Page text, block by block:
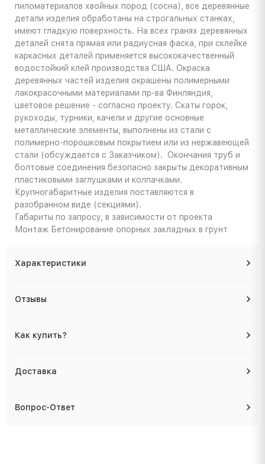
пиломатериалов хвойных пород (сосна), все деревянные
детали изделия обработаны на строгальных станках,
имеют гладкую поверхность. На всех гранях деревянных
деталей снята прямая или радиусная фаска, при склейке
каркасных деталей применяется высококачественный
водостойкий клей производства США. Окраска
деревянных частей изделия окрашены полимерными
лакокрасочными материалами пр-ва Финляндия,
цветовое решение - согласно проекту. Скаты горок,
рукоходы, турники, качели и другие основные
металлические элементы, выполнены из стали с
полимерно-порошковым покрытием или из нержавеющей
стали (обсуждается с Заказчиком). Окончания труб и
болтовые соединения безопасно закрыты декоративным
пластиковыми заглушками и колпачками.
Крупногабаритные изделия поставляются в
разобранном виде (секциями).
Габариты по запросу, в зависимости от проекта
Монтаж Бетонирование опорных закладных в грунт
Характеристики
Отзывы
Как купить?
Доставка
Вопрос-Ответ